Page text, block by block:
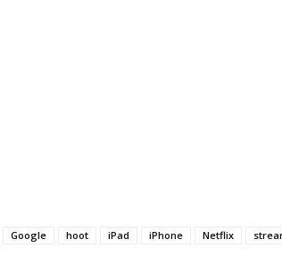
Google hoot iPad iPhone Netflix